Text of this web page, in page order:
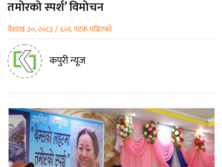
तमोरको स्पर्श’ विमोचन
वैशाख ३०, २०८३ / ६०६ पटक पढिएको
कपुरी न्यूज